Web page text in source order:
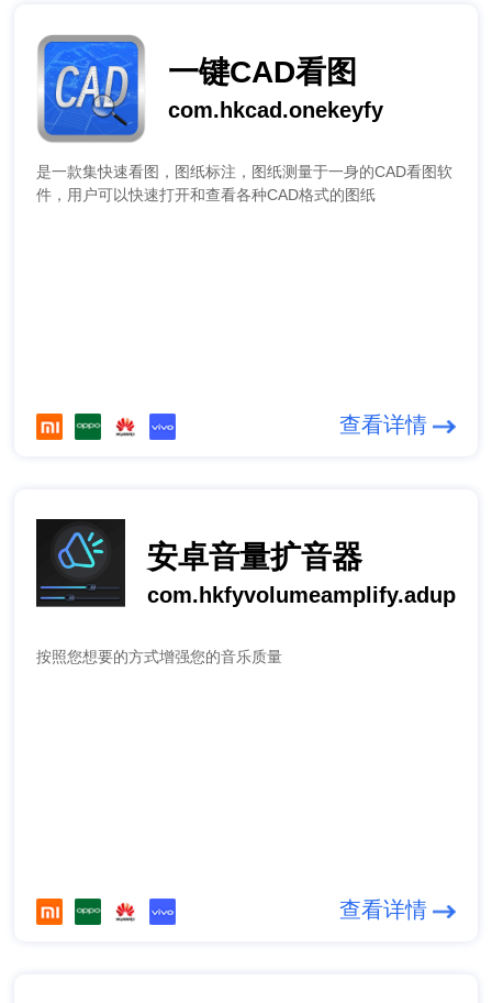
一键CAD看图
com.hkcad.onekeyfy
是一款集快速看图，图纸标注，图纸测量于一身的CAD看图软
件，用户可以快速打开和查看各种CAD格式的图纸
查看详情
安卓音量扩音器
com.hkfyvolumeamplify.adup
按照您想要的方式增强您的音乐质量
查看详情